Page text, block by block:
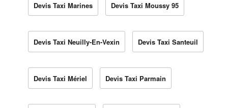
Devis Taxi Marines Devis Taxi Moussy 95
Devis Taxi Neuilly-En-Vexin Devis Taxi Santeuil
Devis Taxi Mériel Devis Taxi Parmain